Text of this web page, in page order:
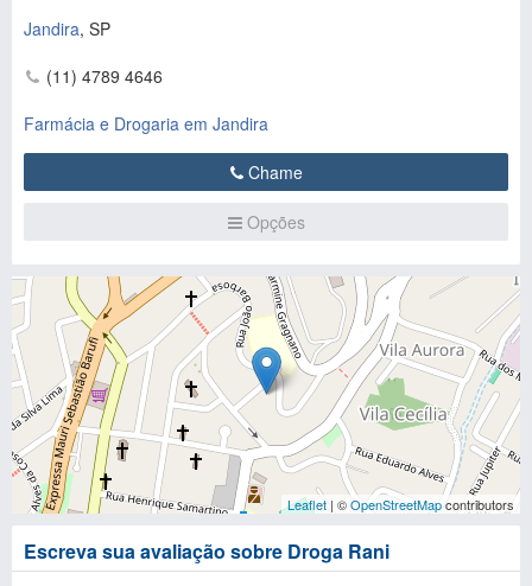
Jandira, SP
(11) 4789 4646
Farmácia e Drogaria em Jandira
Chame
Opções
Leaflet | ©OpenStreetMapcontributors
Escreva sua avaliação sobre Droga Rani